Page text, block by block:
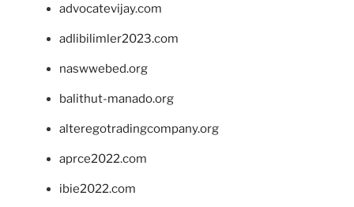
advocatevijay.com
adlibilimler2023.com
naswwebed.org
balithut-manado.org
alteregotradingcompany.org
aprce2022.com
ibie2022.com